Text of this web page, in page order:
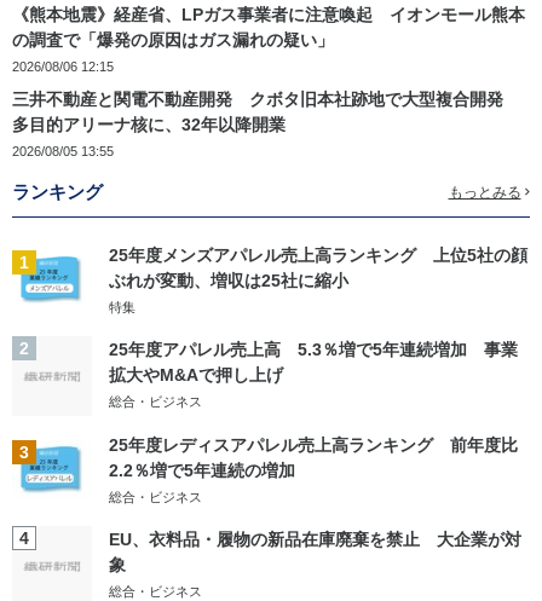
《熊本地震》経産省、LPガス事業者に注意喚起 イオンモール熊本
の調査で「爆発の原因はガス漏れの疑い」
2026/08/06 12:15
三井不動産と関電不動産開発 クボタ旧本社跡地で大型複合開発
多目的アリーナ核に、32年以降開業
2026/08/05 13:55
ランキング もっとみる
1
25年度メンズアパレル売上高ランキング 上位5社の顔
ぶれが変動、増収は25社に縮小
特集
2
25年度アパレル売上高 5.3％増で5年連続増加 事業
拡大やM&Aで押し上げ
総合・ビジネス
3
25年度レディスアパレル売上高ランキング 前年度比
2.2％増で5年連続の増加
総合・ビジネス
4
EU、衣料品・履物の新品在庫廃棄を禁止 大企業が対
象
総合・ビジネス